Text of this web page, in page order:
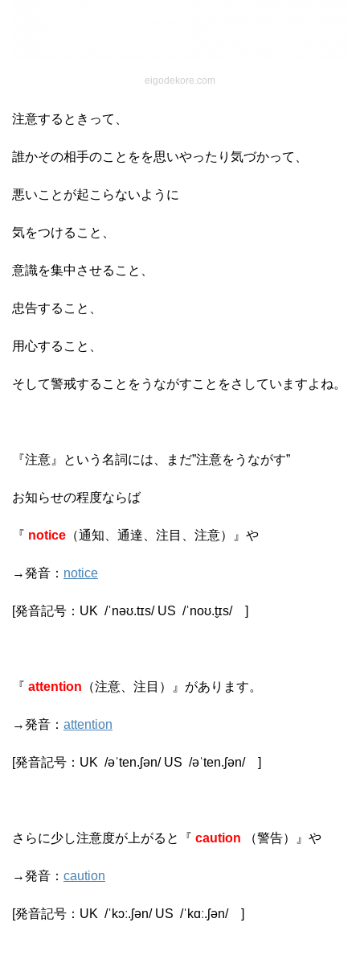
eigodekore.com
注意するときって、
誰かその相手のことをを思いやったり気づかって、
悪いことが起こらないように
気をつけること、
意識を集中させること、
忠告すること、
用心すること、
そして警戒することをうながすことをさしていますよね。
『注意』という名詞には、まだ”注意をうながす”
お知らせの程度ならば
『 notice （通知、通達、注目、注意）』や
→発音： notice
[発音記号： UK /ˈnəʊ.tɪs/ US /ˈnoʊ.t̬ɪs/]
『 attention （注意、注目）』があります。
→発音： attention
[発音記号： UK /əˈten.ʃən/ US /əˈten.ʃən/]
さらに少し注意度が上がると『 caution （警告）』や
→発音： caution
[発音記号： UK /ˈkɔː.ʃən/ US /ˈkɑː.ʃən/]